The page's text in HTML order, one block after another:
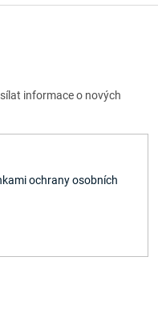
informace o nových
ochrany osobních